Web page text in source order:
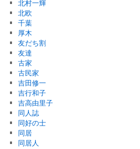
北村一輝
北欧
千葉
厚木
友だち割
友達
古家
古民家
吉田修一
吉行和子
吉高由里子
同人誌
同好の士
同居
同居人